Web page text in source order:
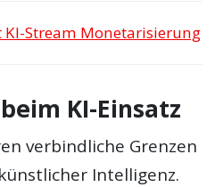
KI-Stream Monetarisierung
KI-Einsatz
verbindliche Grenzen
Intelligenz.